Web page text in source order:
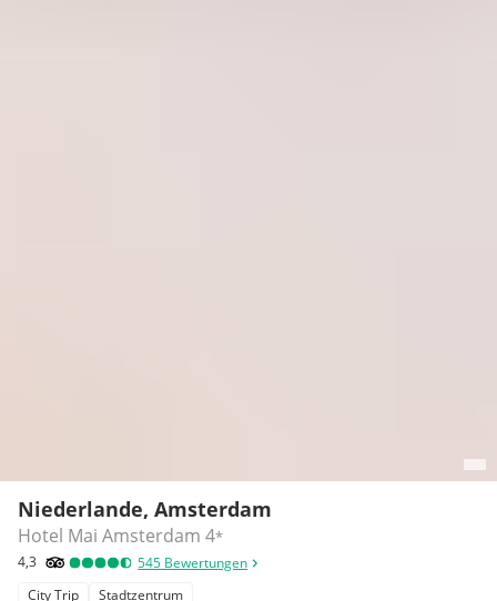
Niederlande, Amsterdam
Hotel Mai Amsterdam 4*
4,3 545 Bewertungen
City Trip
Stadtzentrum